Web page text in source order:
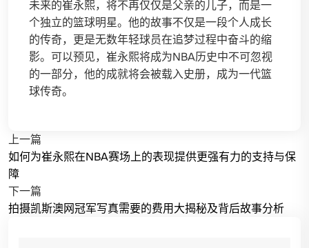
未来的崔永熙，将不再仅仅是父亲的儿子，而是一
个独立的篮球明星。他的故事不仅是一段个人成长
的传奇，更是无数年轻球员在追梦过程中奋斗的缩
影。可以预见，崔永熙将成为NBA历史中不可忽视
的一部分，他的成就将会被载入史册，成为一代篮
球传奇。
上一篇
如何为崔永熙在NBA赛场上的表现提供更强有力的支持与保
障
下一篇
拍摄凯斯澳网冠军写真需要的费用大揭秘及背后故事分析